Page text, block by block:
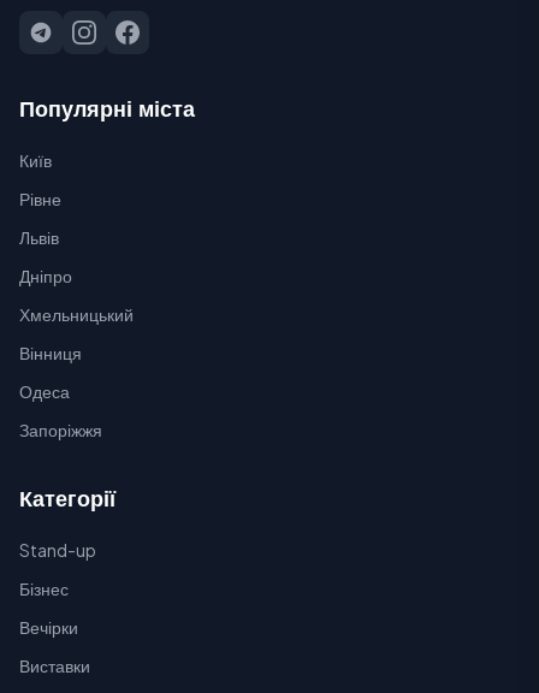
Популярні міста
Київ
Рівне
Львів
Дніпро
Хмельницький
Вінниця
Одеса
Запоріжжя
Категорії
Stand-up
Бізнес
Вечірки
Виставки